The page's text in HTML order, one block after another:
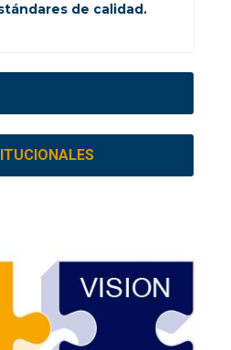
de calidad.